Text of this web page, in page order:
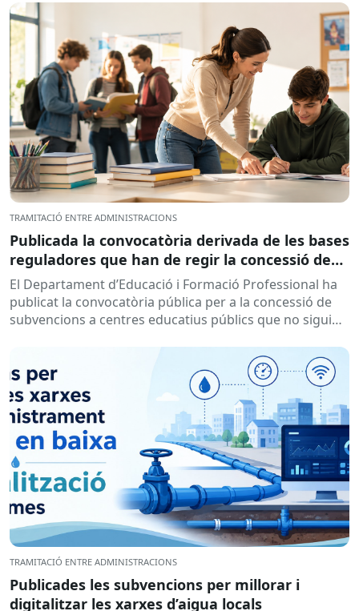
TRAMITACIÓ ENTRE ADMINISTRACIONS
Publicada la convocatòria derivada de les bases
reguladores que han de regir la concessió de
subvencions a centres educatius, per al
desenvolupament de programes de formació i
inserció, durant el curs 2026-2027
El Departament d’Educació i Formació Professional ha
publicat la convocatòria pública per a la concessió de
subvencions a centres educatius públics que no siguin
TRAMITACIÓ ENTRE ADMINISTRACIONS
Publicades les subvencions per millorar i
digitalitzar les xarxes d’aigua locals